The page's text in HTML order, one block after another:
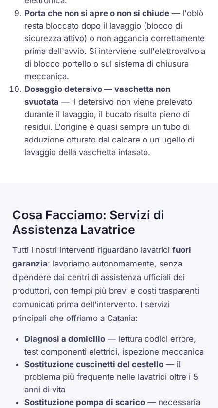
Porta che non si apre o non si chiude — l'oblò
resta bloccato dopo il lavaggio (blocco di
sicurezza attivo) o non aggancia correttamente
prima dell'avvio. Si interviene sull'elettrovalvola
di blocco portello o sul sistema di chiusura
meccanica.
Dosaggio detersivo — vaschetta non
svuotata — il detersivo non viene prelevato
durante il lavaggio, il bucato risulta pieno di
residui. L'origine è quasi sempre un tubo di
adduzione otturato dal calcare o un ugello di
lavaggio della vaschetta intasato.
Cosa Facciamo: Servizi di
Assistenza Lavatrice
Tutti i nostri interventi riguardano lavatricifuori
garanzia: lavoriamo autonomamente, senza
dipendere dai centri di assistenza ufficiali dei
produttori, con tempi più brevi e costi trasparenti
comunicati prima dell'intervento. I servizi
principali che offriamo a Catania:
Diagnosi a domicilio — lettura codici errore,
test componenti elettrici, ispezione meccanica
Sostituzione cuscinetti del cestello — il
problema più frequente nelle lavatrici oltre i 5
anni di vita
Sostituzione pompa di scarico — necessaria